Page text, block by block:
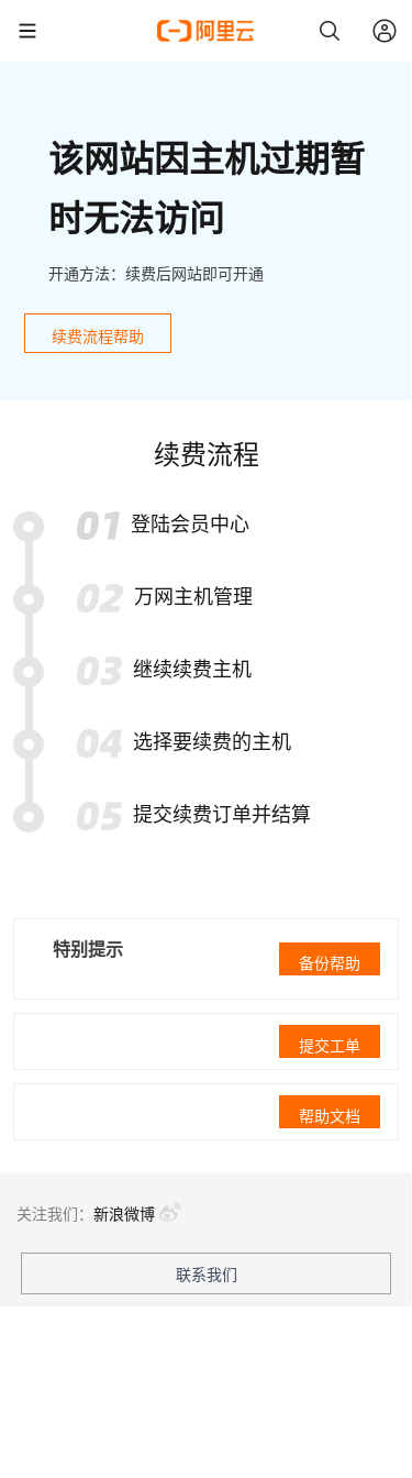
该网站因主机过期暂
时无法访问
开通方法：续费后网站即可开通
续费流程帮助
续费流程
登陆会员中心
万网主机管理
继续续费主机
选择要续费的主机
提交续费订单并结算
特别提示
备份帮助
提交工单
帮助文档